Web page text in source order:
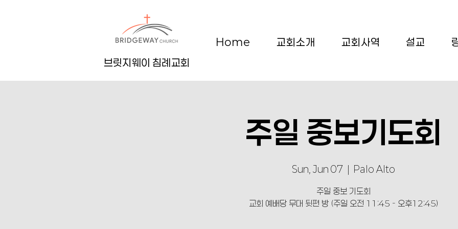
Home 교회소개 교회사역 설교
브릿지웨이 침례교회
주일 중보기도회
Sun, Jun 07 Palo Alto
주일 중보 기도회
교회 예배당 무대 뒷편 방 (주일 오전 11:45 - 오후12:45)